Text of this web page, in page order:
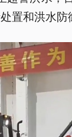
置和洪水防